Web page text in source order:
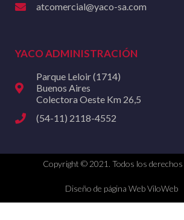
atcomercial@yaco-sa.com
YACO ADMINISTRACIÓN
Parque Leloir (1714)
Buenos Aires
Colectora Oeste Km 26,5
(54-11) 2118-4552
Copyright © 2021. Todos los
Diseño de página Web ViloWeb